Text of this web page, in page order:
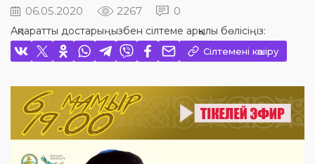
06.05.2020 2267 0
Ақпаратты достарыңызбен сілтеме арқылы бөлісіңіз:
Сілтемені көшіру